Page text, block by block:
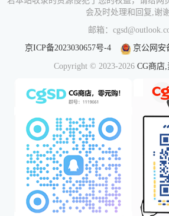
会及时处理和回复,谢谢
邮箱：
京ICP备2023030657号-4
京公网安
Copyright © 2023-2026 CG商店